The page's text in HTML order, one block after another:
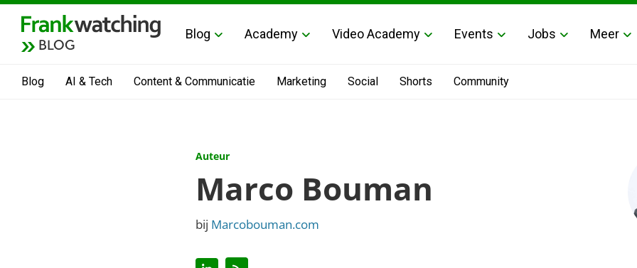
BLOG
Blog Academy Video Academy Events Jobs Meer
Blog AI & Tech Content & Communicatie Marketing Social Shorts Community
Auteur
Marco Bouman
bij Marcobouman.com